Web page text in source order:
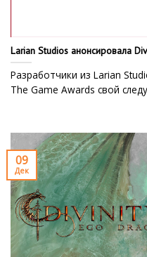
Larian Studios анонсировала
Разработчики из Larian
The Game Awards свой
09
Дек